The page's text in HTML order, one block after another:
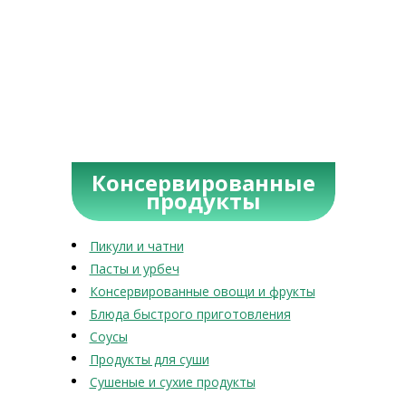
Консервированные
продукты
Пикули и чатни
Пасты и урбеч
Консервированные овощи и фрукты
Блюда быстрого приготовления
Соусы
Продукты для суши
Сушеные и сухие продукты